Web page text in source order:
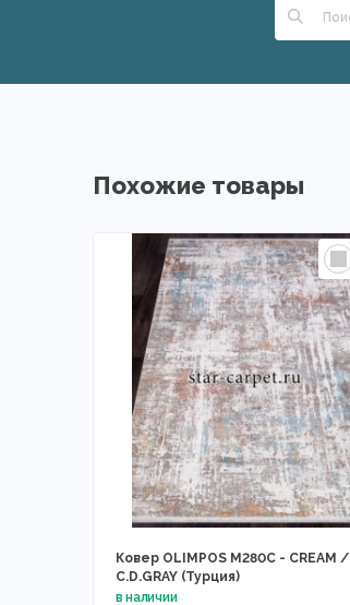
Похожие товары
Ковер OLIMPOS M280C - CREAM /
C.D.GRAY (Турция)